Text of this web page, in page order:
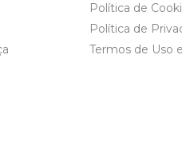
Política de
Política de
Termos de Uso